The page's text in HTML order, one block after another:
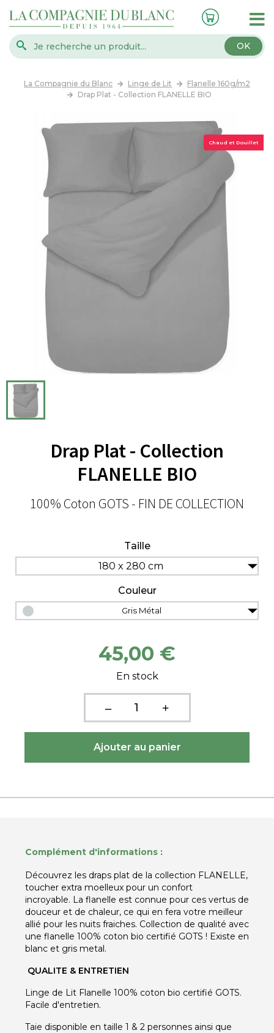
OK
La Compagnie du Blanc Linge de Lit
Flanelle 160g/m2
Drap Plat - Collection FLANELLE BIO
Chaud et Douillet
Drap Plat - Collection
FLANELLE BIO
100% Coton GOTS - FIN DE COLLECTION
Taille
180 x 280 cm
Couleur
Gris Métal
45,00 €
En stock
Complément d'informations :
Découvrez les draps plat de la collection FLANELLE,
toucher extra moelleux pour un confort
incroyable. La flanelle est connue pour ces vertus de
douceur et de chaleur, ce qui en fera votre meilleur
allié pour les nuits fraiches. Collection de qualité avec
une flanelle 100% coton bio certifié GOTS ! Existe en
blanc et gris metal.
QUALITE & ENTRETIEN
Linge de Lit Flanelle 100% coton bio certifié GOTS.
Facile d'entretien.
Taie disponible en taille 1 & 2 personnes ainsi que